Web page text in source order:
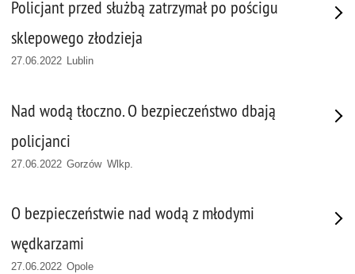
Policjant przed służbą zatrzymał po pościgu
sklepowego złodzieja
27.06.2022 Lublin
Nad wodą tłoczno. O bezpieczeństwo dbają
policjanci
27.06.2022 Gorzów Wlkp.
O bezpieczeństwie nad wodą z młodymi
wędkarzami
27.06.2022 Opole